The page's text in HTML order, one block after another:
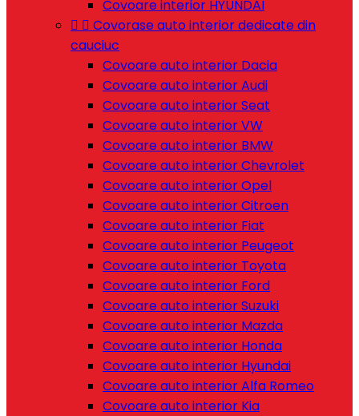
Covoare interior HYUNDAI
  Covorase auto interior dedicate din
cauciuc
Covoare auto interior Dacia
Covoare auto interior Audi
Covoare auto interior Seat
Covoare auto interior VW
Covoare auto interior BMW
Covoare auto interior Chevrolet
Covoare auto interior Opel
Covoare auto interior Citroen
Covoare auto interior Fiat
Covoare auto interior Peugeot
Covoare auto interior Toyota
Covoare auto interior Ford
Covoare auto interior Suzuki
Covoare auto interior Mazda
Covoare auto interior Honda
Covoare auto interior Hyundai
Covoare auto interior Alfa Romeo
Covoare auto interior Kia